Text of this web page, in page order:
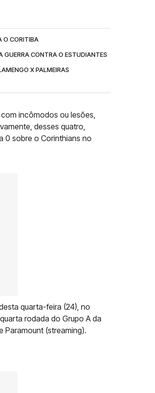
O CORITIBA
GUERRA CONTRA O ESTUDIANTES
X PALMEIRAS
incômodos ou lesões,
desses quatro,
0 sobre o Corinthians no
quarta-feira (24), no
rodada do Grupo A da
Paramount (streaming).